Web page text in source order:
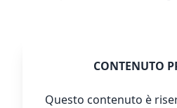
CONTENUTO
Questo contenuto è